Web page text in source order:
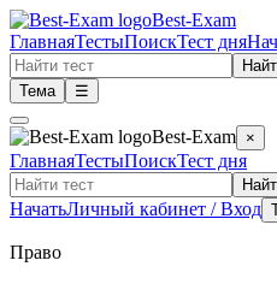
Best-Exam
ГлавнаяТестыПоискТест дня
Тема
☰
Best-Exam ×
ГлавнаяТестыПоискТест дня
НачатьЛичный кабинет / Вход
Право